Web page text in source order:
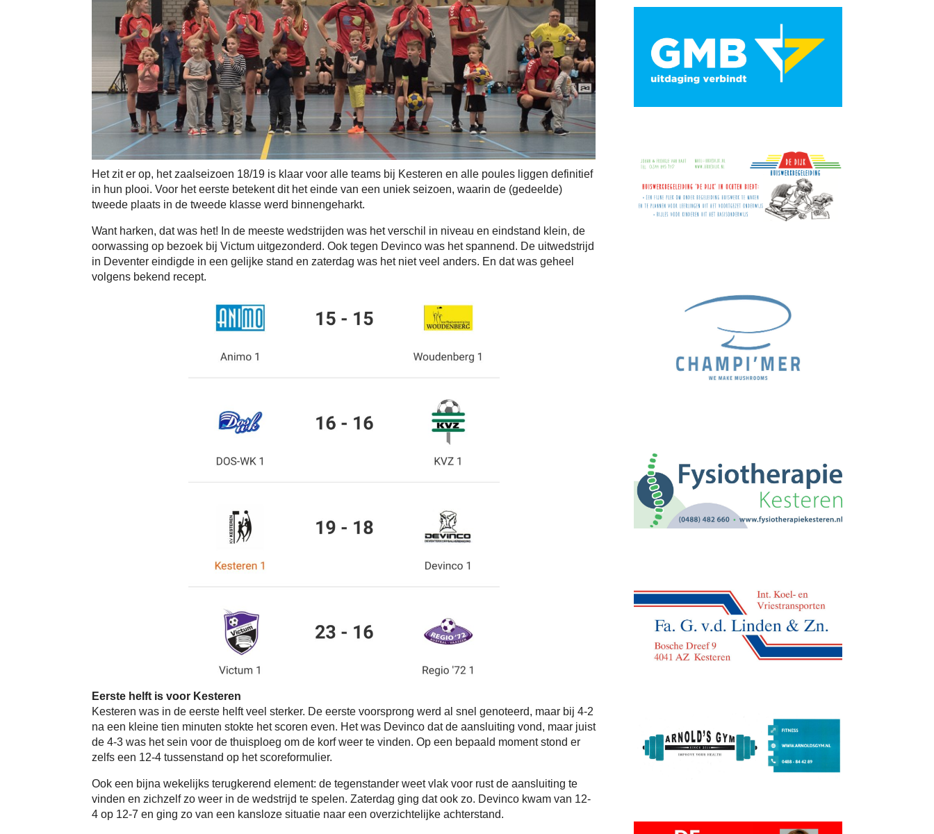
Het zit er op, het zaalseizoen 18/19 is klaar voor alle teams bij Kesteren en alle poules liggen definitief
in hun plooi. Voor het eerste betekent dit het einde van een uniek seizoen, waarin de (gedeelde)
tweede plaats in de tweede klasse werd binnengeharkt.
Want harken, dat was het! In de meeste wedstrijden was het verschil in niveau en eindstand klein, de
oorwassing op bezoek bij Victum uitgezonderd. Ook tegen Devinco was het spannend. De uitwedstrijd
in Deventer eindigde in een gelijke stand en zaterdag was het niet veel anders. En dat was geheel
volgens bekend recept.
Eerste helft is voor Kesteren
Kesteren was in de eerste helft veel sterker. De eerste voorsprong werd al snel genoteerd, maar bij 4-2
na een kleine tien minuten stokte het scoren even. Het was Devinco dat de aansluiting vond, maar juist
de 4-3 was het sein voor de thuisploeg om de korf weer te vinden. Op een bepaald moment stond er
zelfs een 12-4 tussenstand op het scoreformulier.
Ook een bijna wekelijks terugkerend element: de tegenstander weet vlak voor rust de aansluiting te
vinden en zichzelf zo weer in de wedstrijd te spelen. Zaterdag ging dat ook zo. Devinco kwam van 12-
4 op 12-7 en ging zo van een kansloze situatie naar een overzichtelijke achterstand.